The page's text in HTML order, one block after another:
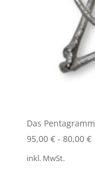
Das Pentagramm
95,00 €- 80,00 €
inkl. MwSt.